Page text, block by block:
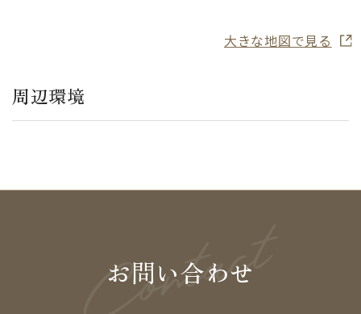
大きな地図で見る
周辺環境
お問い合わせ